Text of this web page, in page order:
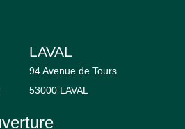
LAVAL
94 Avenue de Tours
53000 LAVAL